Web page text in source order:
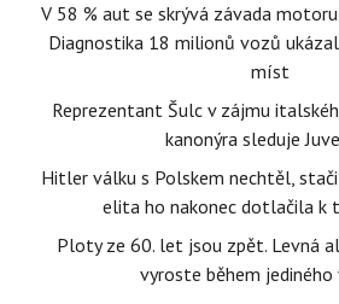
V 58 % aut se skrývá závada
Diagnostika 18 milionů vozů
míst
Reprezentant Šulc v zájmu
kanonýra sleduje
Hitler válku s Polskem nechtěl,
elita ho nakonec dotlačila k
Ploty ze 60. let jsou zpět. Levná
vyroste během jediného